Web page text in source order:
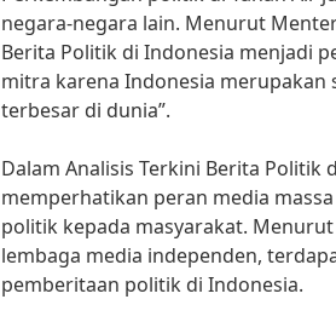
negara-negara lain. Menurut
Berita Politik di Indonesia menjadi
mitra karena Indonesia merupakan
terbesar di dunia”.
Dalam Analisis Terkini Berita Politik
memperhatikan peran media
politik kepada masyarakat.
lembaga media independen,
pemberitaan politik di Indonesia.